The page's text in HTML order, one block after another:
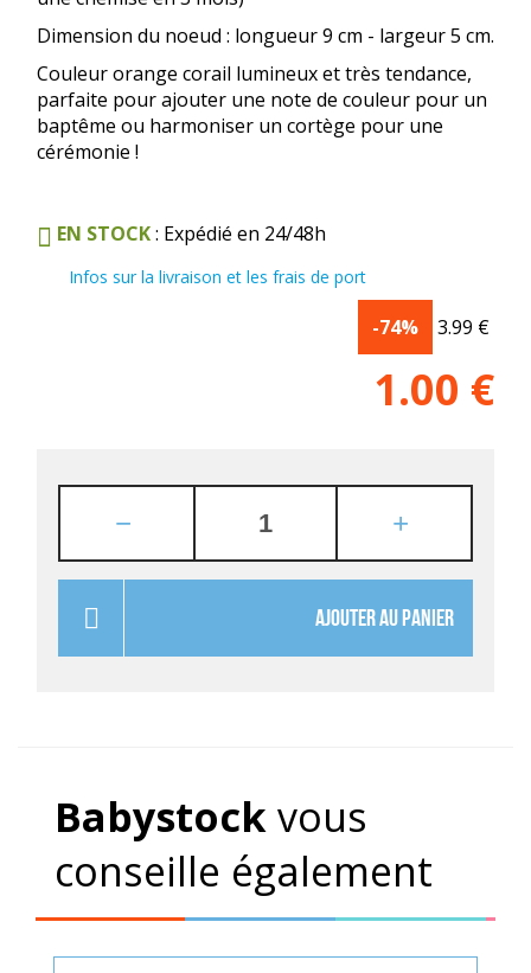
Dimension du noeud : longueur 9 cm - largeur 5 cm.
Couleur orange corail lumineux et très tendance,
parfaite pour ajouter une note de couleur pour un
baptême ou harmoniser un cortège pour une
cérémonie !
EN STOCK: Expédié en 24/48h
Infos sur la livraison et les frais de port
-74% 3.99 €
1.00 €
AJOUTER AU PANIER
Babystockvous
conseille également